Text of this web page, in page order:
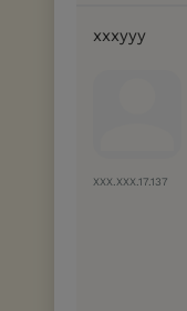
xxxyyy
XXX.XXX.17.137